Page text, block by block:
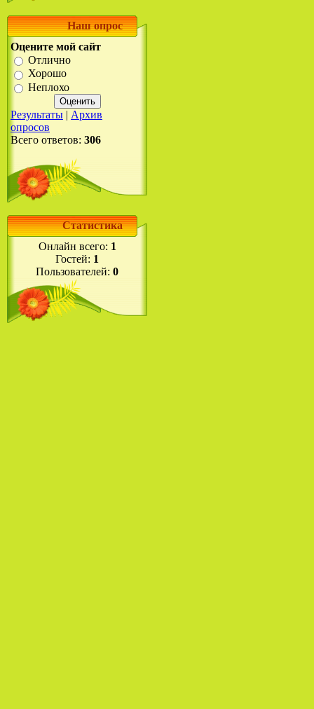
Наш опрос
Оцените мой сайт
Отлично
Хорошо
Неплохо
Результаты | Архив
опросов
Всего ответов: 306
Статистика
Онлайн всего: 1
Гостей: 1
Пользователей: 0